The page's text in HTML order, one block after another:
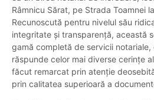
Râmnicu Sărat, pe Strada Toamnei
Recunoscută pentru nivelul său
integritate și transparență, această
gamă completă de servicii
răspunde celor mai diverse cerințe
făcut remarcat prin atenție
prin calitatea superioară a